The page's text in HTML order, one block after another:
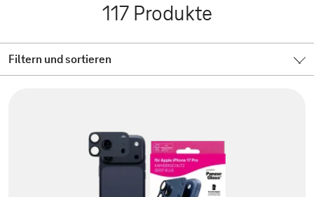
117 Produkte
Filtern und sortieren